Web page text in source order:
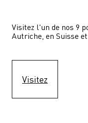
Visitez l'un de nos 9
Autriche, en Suisse
Visitez